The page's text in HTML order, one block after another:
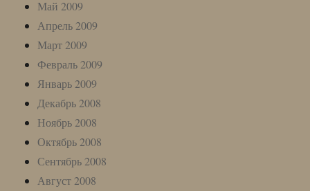
Май 2009
Апрель 2009
Март 2009
Февраль 2009
Январь 2009
Декабрь 2008
Ноябрь 2008
Октябрь 2008
Сентябрь 2008
Август 2008